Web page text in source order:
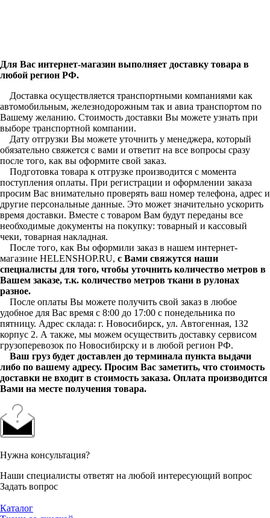
Для Вас интернет-магазин выполняет доставку товара в
любой регион РФ.
Доставка осуществляется транспортными компаниями как
автомобильным, железнодорожным так и авиа транспортом по
Вашему желанию. Стоимость доставки Вы можете узнать при
выборе транспортной компании.
Дату отгрузки Вы можете уточнить у менеджера, который
обязательно свяжется с вами и ответит на все вопросы сразу
после того, как вы оформите свой заказ.
Подготовка товара к отгрузке производится с момента
поступления оплаты. При регистрации и оформлении заказа
просим Вас внимательно проверять ваш номер телефона, адрес и
другие персональные данные. Это может значительно ускорить
время доставки. Вместе с товаром Вам будут переданы все
необходимые документы на покупку: товарный и кассовый
чеки, товарная накладная.
После того, как Вы оформили заказ в нашем интернет-
магазине HELENSHOP.RU, с Вами свяжутся наши
специалисты для того, чтобы уточнить количество метров в
Вашем заказе, т.к. количество метров ткани в рулонах
разное.
После оплаты Вы можете получить свой заказ в любое
удобное для Вас время с 8:00 до 17:00 с понедельника по
пятницу. Адрес склада: г. Новосибирск, ул. Автогенная, 132
корпус 2. А также, мы можем осуществить доставку сервисом
грузоперевозок по Новосибирску и в любой регион РФ.
Ваш груз будет доставлен до терминала пункта выдачи
либо по вашему адресу. Просим Вас заметить, что стоимость
доставки не входит в стоимость заказа. Оплата производится
Вами на месте получения товара.
Нужна консультация?
Наши специалисты ответят на любой интересующий вопрос
Задать вопрос
Каталог